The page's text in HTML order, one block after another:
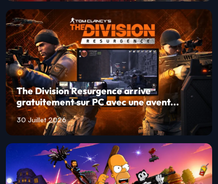
The Division Resurgence arrive
gratuitement sur PC avec une avent...
30 Juillet 2026